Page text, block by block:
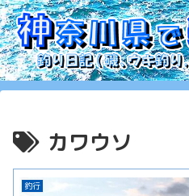
カワウソ
釣行